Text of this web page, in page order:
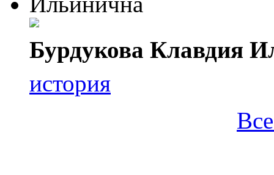
Бурдукова Клавдия
история